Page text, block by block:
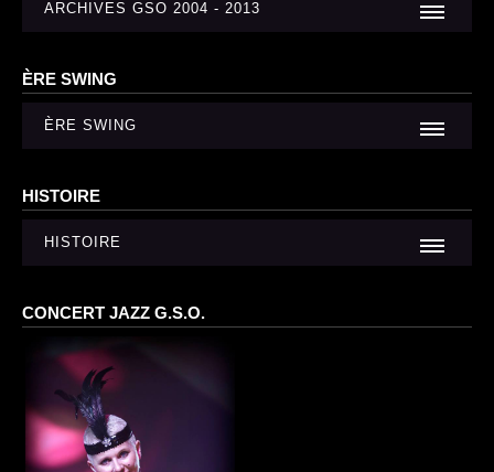
ARCHIVES GSO 2004 - 2013
ÈRE SWING
ÈRE SWING
HISTOIRE
HISTOIRE
CONCERT JAZZ G.S.O.